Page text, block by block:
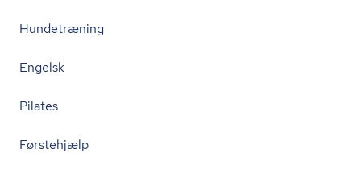
Hundetræning
Engelsk
Pilates
Førstehjælp